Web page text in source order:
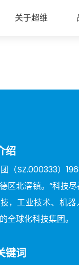
关于超维
绍
（SZ.000333）
区北滘镇。“科技
，工业技术、机
全球化科技集团。
键词